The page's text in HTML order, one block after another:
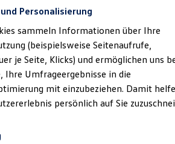
mit Schlussrate
und Garantien
Class bei Volkswagen
Gewinn
Personalisierung
sammeln Informationen über Ihre
(beispielsweise Seitenaufrufe,
je Seite, Klicks) und ermöglichen uns
Ihre Umfrageergebnisse in die
mit einzubeziehen. Damit
persönlich auf Sie